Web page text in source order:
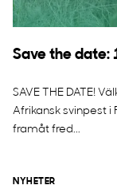
Save the date:
SAVE THE DATE!
Afrikansk svinpest i
framåt fred...
NYHETER